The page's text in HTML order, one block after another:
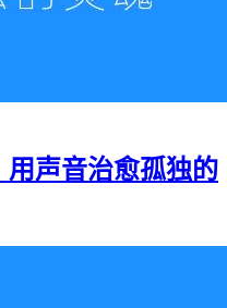
声音治愈孤独的